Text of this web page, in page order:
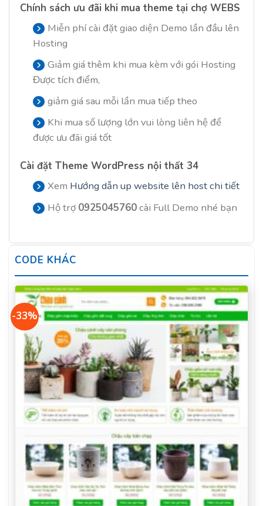
Chính sách ưu đãi khi mua theme tại chợ WEBS
Miễn phí cài đặt giao diện Demo lần đầu lên
Hosting
Giảm giá thêm khi mua kèm với gói Hosting
Được tích điểm,
giảm giá sau mỗi lần mua tiếp theo
Khi mua số lượng lớn vui lòng liên hệ để
được ưu đãi giá tốt
Cài đặt Theme WordPress nội thất 34
Xem Hướng dẫn up website lên host chi tiết
Hộ trợ 0925045760cài Full Demo nhé bạn
CODE KHÁC
-33%